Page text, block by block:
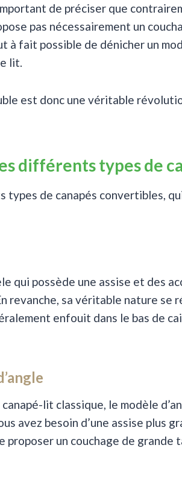
de préciser que
pas nécessairement un
à fait possible de dénicher un
lit.
est donc une véritable
différents types de
de canapés convertibles,
qui possède une assise et des
revanche, sa véritable nature
enfouit dans le bas de
lit classique, le modèle
avez besoin d’une assise plus
proposer un couchage de